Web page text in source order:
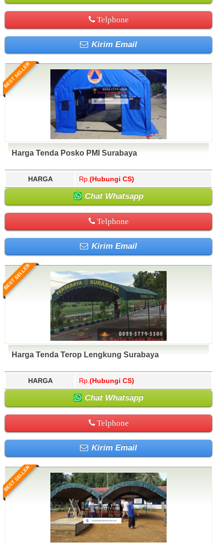
Telphone
Kirim Email
BEST SELLER
Harga Tenda Posko PMI Surabaya
HARGA Rp. (Hubungi CS)
Chat Whatsapp
Telphone
Kirim Email
BEST SELLER
Harga Tenda Terop Lengkung Surabaya
HARGA Rp. (Hubungi CS)
Chat Whatsapp
Telphone
Kirim Email
BEST SELLER